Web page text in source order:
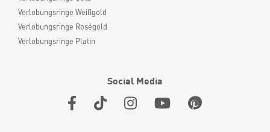
Verlobungsringe Weißgold
Verlobungsringe Roségold
Verlobungsringe Platin
Social Media